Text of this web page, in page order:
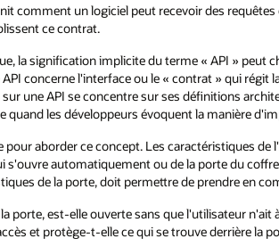
comment un logiciel peut recevoir des
ce contrat.
la signification implicite du terme « API » peut
concerne l'interface ou le « contrat » qui régit
une API se concentre sur ses définitions
les développeurs évoquent la manière
aborder ce concept. Les caractéristiques de
s'ouvre automatiquement ou de la porte du
de la porte, doit permettre de prendre en
porte, est-elle ouverte sans que l'utilisateur
et protège-t-elle ce qui se trouve derrière la